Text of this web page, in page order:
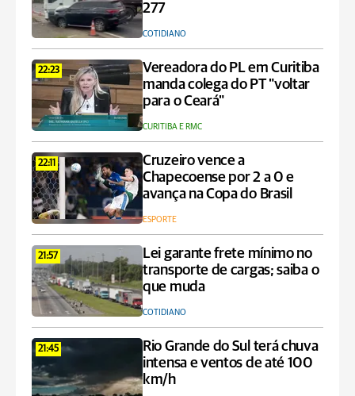
277
COTIDIANO
22:23
Vereadora do PL em Curitiba
manda colega do PT "voltar
para o Ceará"
CURITIBA E RMC
22:11
Cruzeiro vence a
Chapecoense por 2 a 0 e
avança na Copa do Brasil
ESPORTE
21:57
Lei garante frete mínimo no
transporte de cargas; saiba o
que muda
COTIDIANO
21:45
Rio Grande do Sul terá chuva
intensa e ventos de até 100
km/h